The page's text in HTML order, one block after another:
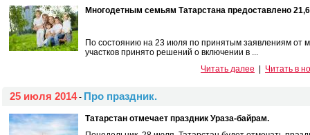
Многодетным семьям Татарстана предоставлено
По состоянию на 23 июля по принятым заявлениям от
участков принято решений о включении в ...
Читать далее | Читать в
25 июля 2014- Про праздник.
Татарстан отмечает праздник Ураза-байрам.